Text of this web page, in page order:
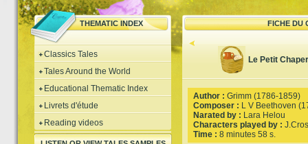
THEMATIC INDEX FICHE DU
Classics Tales
Tales Around the World
Educational Thematic Index
Livrets d'étude
Reading videos
Le Petit
Author : Grimm (1786-1859)
Composer : L V Beethoven
Narated by : Lara Helou
Characters played by :
Time : 8 minutes 58 s.